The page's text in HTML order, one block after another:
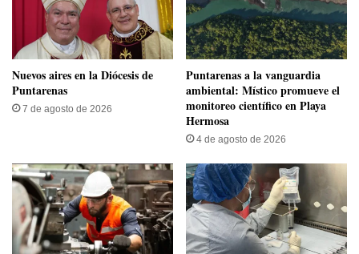
​Nuevos aires en la Diócesis de
Puntarenas
7 de agosto de 2026
​Puntarenas a la vanguardia
ambiental: Místico promueve el
monitoreo científico en Playa
Hermosa
4 de agosto de 2026